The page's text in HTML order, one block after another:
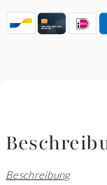
Beschreibung